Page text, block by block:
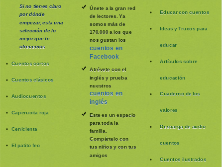
Si no tienes claro
por dónde
empezar, esta una
selección de lo
mejor que te
ofrecemos
Cuentos cortos
Cuentos clásicos
Audiocuentos
Caperucita roja
Cenicienta
El patito feo
Únete a la gran red
de lectores. Ya
somos más de
170.000 a los que
nos gustan los
cuentos en
Facebook
Atrévete con el
inglés y prueba
nuestros
cuentos en
inglés
Este es un espacio
para toda la
familia.
Compártelo con
tus niños y con tus
amigos
Educar con cuentos
Ideas y Trucos para
educar
Artículos sobre
educación
Cuaderno de los
valores
Descarga de audio
cuentos
Cuentos ilustrados